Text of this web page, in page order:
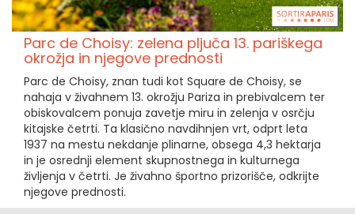
Parc de Choisy: zelena pljuča 13. pariškega
okrožja in njegove prednosti
Parc de Choisy, znan tudi kot Square de Choisy, se
nahaja v živahnem 13. okrožju Pariza in prebivalcem ter
obiskovalcem ponuja zavetje miru in zelenja v osrčju
kitajske četrti. Ta klasično navdihnjen vrt, odprt leta
1937 na mestu nekdanje plinarne, obsega 4,3 hektarja
in je osrednji element skupnostnega in kulturnega
življenja v četrti. Je živahno športno prizorišče, odkrijte
njegove prednosti.